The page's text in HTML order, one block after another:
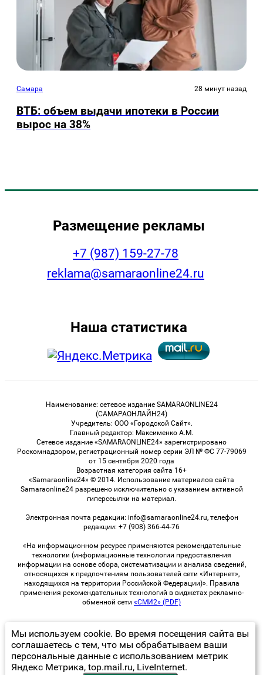
Самара 28 минут назад
ВТБ: объем выдачи ипотеки в России
вырос на 38%
Размещение рекламы
+7 (987) 159-27-78
reklama@samaraonline24.ru
Наша статистика
Наименование: сетевое издание SAMARAONLINE24
(САМАРАОНЛАЙН24)
Учредитель: ООО «Городской Сайт».
Главный редактор: Максименко А.М.
Сетевое издание «SAMARAONLINE24» зарегистрировано
Роскомнадзором, регистрационный номер серии ЭЛ № ФС 77-79069
от 15 сентября 2020 года
Возрастная категория сайта 16+
«Samaraonline24» © 2014. Использование материалов сайта
Samaraonline24 разрешено исключительно с указанием активной
гиперссылки на материал.
Электронная почта редакции: info@samaraonline24.ru, телефон
редакции: +7 (908) 366-44-76
«На информационном ресурсе применяются рекомендательные
технологии (информационные технологии предоставления
информации на основе сбора, систематизации и анализа сведений,
относящихся к предпочтениям пользователей сети «Интернет»,
находящихся на территории Российской Федерации)». Правила
применения рекомендательных технологий в виджетах рекламно-
обменной сети «СМИ2» (PDF)
© 2026 «samaraOnline24» | Все права защищены
Возрастная категория сайта 16+
Политика конфиденциальности
Мы используем cookie. Во время посещения сайта вы
соглашаетесь с тем, что мы обрабатываем ваши
персональные данные с использованием метрик
Яндекс Метрика, top.mail.ru, LiveInternet.